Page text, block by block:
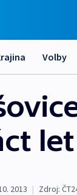
Volby
2013 | Zdroj: